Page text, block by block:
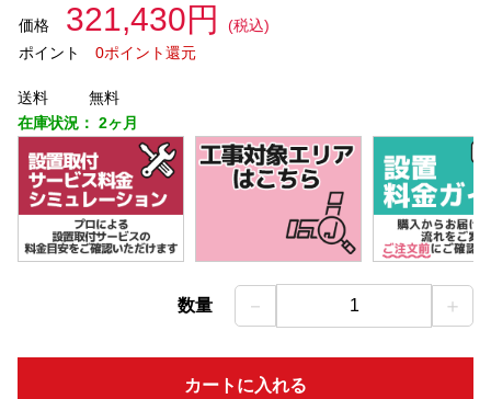
価格 321,430円
(税込)
ポイント
0ポイント還元
送料
無料
在庫状況： 2ヶ月
数量 － 1 ＋
カートに入れる